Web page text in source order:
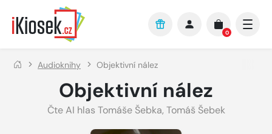
Přejít na hlavní obsah
0
Audioknihy Objektivní nález
Objektivní nález
Čte AI hlas Tomáše Šebka, Tomáš Šebek